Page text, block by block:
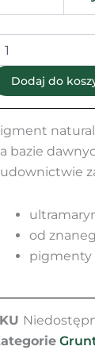
Dodaj do
bazie
od
pigmenty